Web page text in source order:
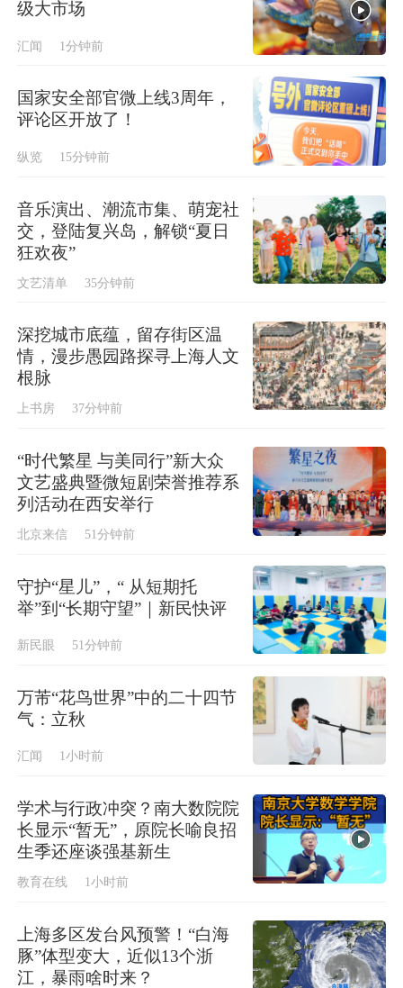
级大市场
汇闻 1分钟前
国家安全部官微上线3周年，
评论区开放了！
纵览 15分钟前
音乐演出、潮流市集、萌宠社
交，登陆复兴岛，解锁“夏日
狂欢夜”
文艺清单 35分钟前
深挖城市底蕴，留存街区温
情，漫步愚园路探寻上海人文
根脉
上书房 37分钟前
“时代繁星 与美同行”新大众
文艺盛典暨微短剧荣誉推荐系
列活动在西安举行
北京来信 51分钟前
守护“星儿”，“ 从短期托
举”到“长期守望”｜新民快评
新民眼 51分钟前
万芾“花鸟世界”中的二十四节
气：立秋
汇闻 1小时前
学术与行政冲突？南大数院院
长显示“暂无”，原院长喻良招
生季还座谈强基新生
教育在线 1小时前
上海多区发台风预警！“白海
豚”体型变大，近似13个浙
江，暴雨啥时来？